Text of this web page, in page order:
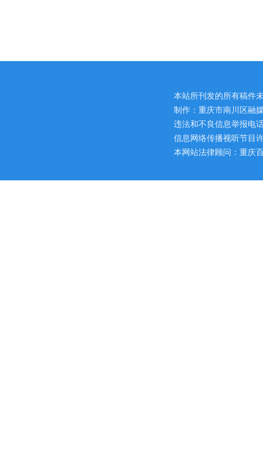
本站所刊发的所有稿件
制作：重庆市南川区融
违法和不良信息举报电
信息网络传播视听节目
本网站法律顾问：重庆